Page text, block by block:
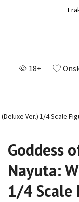
18+
Ver.) 1/4 Scale
Goddess
Nayuta:
1/4 Scale